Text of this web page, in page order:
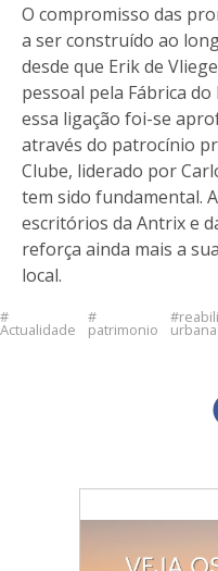
O compromisso das
a ser construído ao
desde que Erik de
pessoal pela Fábrica
essa ligação foi-se
através do patrocínio
Clube, liderado por
tem sido fundamental.
escritórios da Antrix e
reforça ainda mais a
local.
Actualidade patrimonio urbana